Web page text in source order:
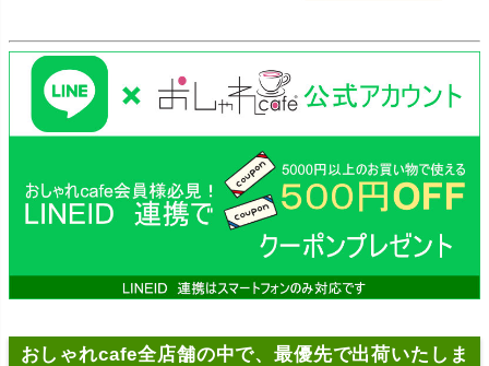
おしゃれcafe全店舗の中で、最優先で出荷いたしま